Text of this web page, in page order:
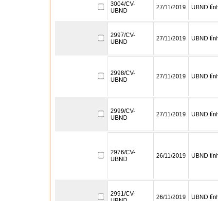
3004/CV-
UBND
27/11/2019 UBND
2997/CV-
UBND
27/11/2019 UBND
2998/CV-
UBND
27/11/2019 UBND
2999/CV-
UBND
27/11/2019 UBND
2976/CV-
UBND
26/11/2019 UBND
2991/CV-
26/11/2019 UBND